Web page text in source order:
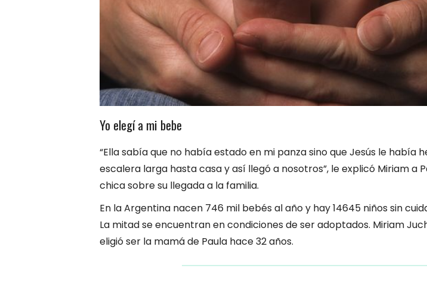
Yo elegí a mi bebe
“Ella sabía que no había estado en mi panza sino que Jesús le había
escalera larga hasta casa y así llegó a nosotros”, le explicó Miriam a
chica sobre su llegada a la familia.
En la Argentina nacen 746 mil bebés al año y hay 14645 niños sin
La mitad se encuentran en condiciones de ser adoptados. Miriam
eligió ser la mamá de Paula hace 32 años.